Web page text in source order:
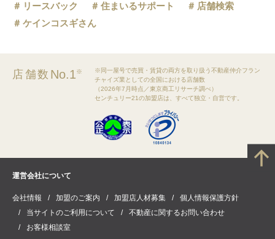
リースバック
住まいるサポート
店舗検索
ケインコスギさん
店舗数 No.1※
※同一屋号で売買・賃貸の両方を取り扱う不動産仲介フラン
チャイズ業としての全国における店舗数
（2026年7月時点／東京商工リサーチ調べ）
センチュリー21の加盟店は、すべて独立・自営です。
運営会社について
会社情報 加盟のご案内 加盟店人材募集
個人情報保護方針
当サイトのご利用について
不動産に関するお問い合わせ
お客様相談室